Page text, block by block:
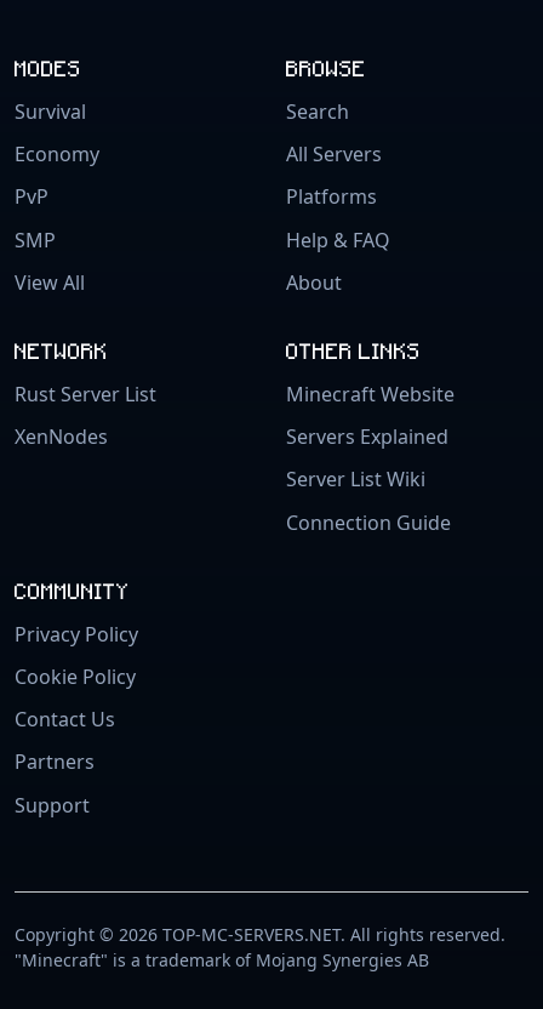
MODES
Survival
Economy
PvP
SMP
View All
BROWSE
Search
All Servers
Platforms
Help & FAQ
About
NETWORK
Rust Server List
XenNodes
OTHER LINKS
Minecraft Website
Servers Explained
Server List Wiki
Connection Guide
COMMUNITY
Privacy Policy
Cookie Policy
Contact Us
Partners
Support
Copyright © 2026 TOP-MC-SERVERS.NET. All rights reserved.
"Minecraft" is a trademark of Mojang Synergies AB